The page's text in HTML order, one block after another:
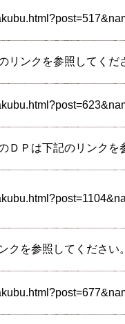
リンクを参照してくだ
ＤＰは下記のリンクを
クを参照してください。